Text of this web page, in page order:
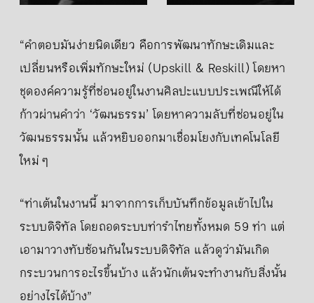
“คำตอบมันง่ายนิดเดียว คือการพัฒนาทักษะเดิมและ
เปลี่ยนหรือเพิ่มทักษะใหม่ (Upskill & Reskill) โดยหา
ชุดองค์ความรู้ที่ซ่อนอยู่ในงานศิลปะแบบประเพณีให้ได้
ก้าวผ่านคำว่า ‘วัฒนธรรม’ โดยหาความลับที่ซ่อนอยู่ใน
วัฒนธรรมนั้น แล้วหยิบออกมาเชื่อมโยงกับเทคโนโลยี
ใหม่ ๆ
“ท่าเต้นในงานนี้ มาจากการเก็บบันทึกข้อมูลเข้าไปใน
ระบบดิจิทัล โดยถอดระบบท่ารำไทยทั้งหมด 59 ท่า แต่
เอามาวางทับซ้อนกันในระบบดิจิทัล แล้วดูว่ามันเกิด
กระบวนการอะไรขึ้นบ้าง แล้วนักเต้นจะทำงานกับสิ่งนั้น
อย่างไรได้บ้าง”